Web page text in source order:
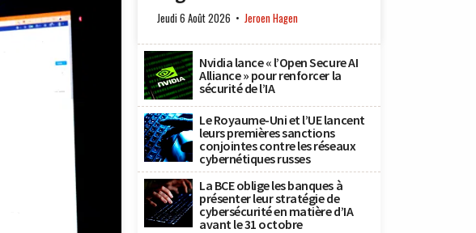
Jeudi 6 Août 2026 Jeroen Hagen
Nvidia lance « l’Open Secure AI
Alliance » pour renforcer la
sécurité de l’IA
Le Royaume-Uni et l’UE lancent
leurs premières sanctions
conjointes contre les réseaux
cybernétiques russes
La BCE oblige les banques à
présenter leur stratégie de
cybersécurité en matière d’IA
avant le 31 octobre